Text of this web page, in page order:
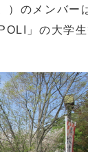
のメンバー
」の大学